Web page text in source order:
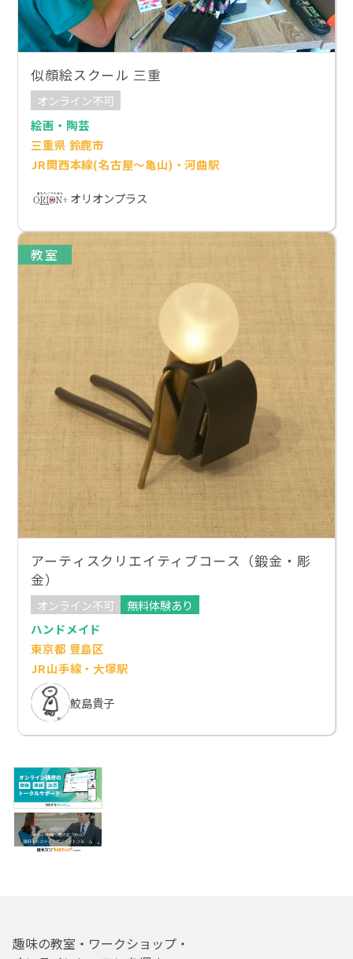
似顔絵スクール 三重
オンライン不可
絵画・陶芸
三重県 鈴鹿市
JR関西本線(名古屋～亀山)・河曲駅
オリオンプラス
教室
アーティスクリエイティブコース（鍛金・彫
金）
オンライン不可
無料体験あり
ハンドメイド
東京都 豊島区
JR山手線・大塚駅
鮫島貴子
趣味の教室・ワークショップ・